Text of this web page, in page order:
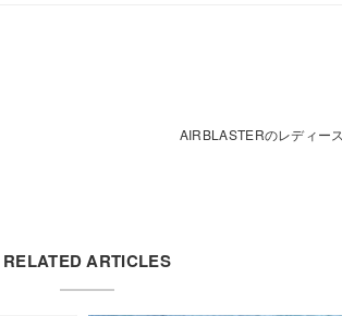
AIRBLASTERのレディー
RELATED ARTICLES